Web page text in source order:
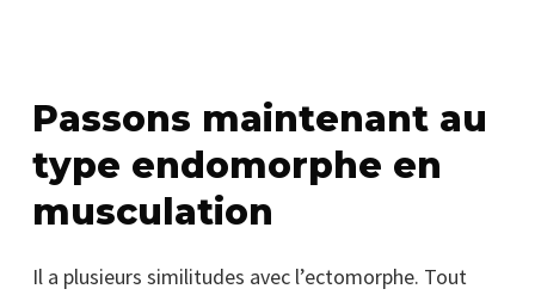
Passons maintenant au
type endomorphe en
musculation
Il a plusieurs similitudes avec l’ectomorphe. Tout